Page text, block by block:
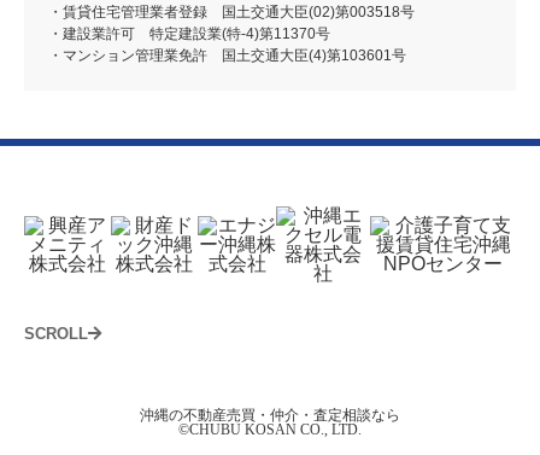
・賃貸住宅管理業者登録 国土交通大臣(02)第003518号
・建設業許可 特定建設業(特-4)第11370号
・マンション管理業免許 国土交通大臣(4)第103601号
SCROLL
沖縄の不動産売買・仲介・査定相談なら
©CHUBU KOSAN CO., LTD.